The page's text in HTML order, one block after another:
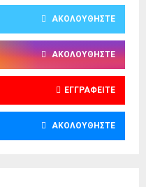
ΑΚΟΛΟΥΘΉΣΤΕ
ΑΚΟΛΟΥΘΉΣΤΕ
ΕΓΓΡΑΦΕΊΤΕ
ΑΚΟΛΟΥΘΉΣΤΕ